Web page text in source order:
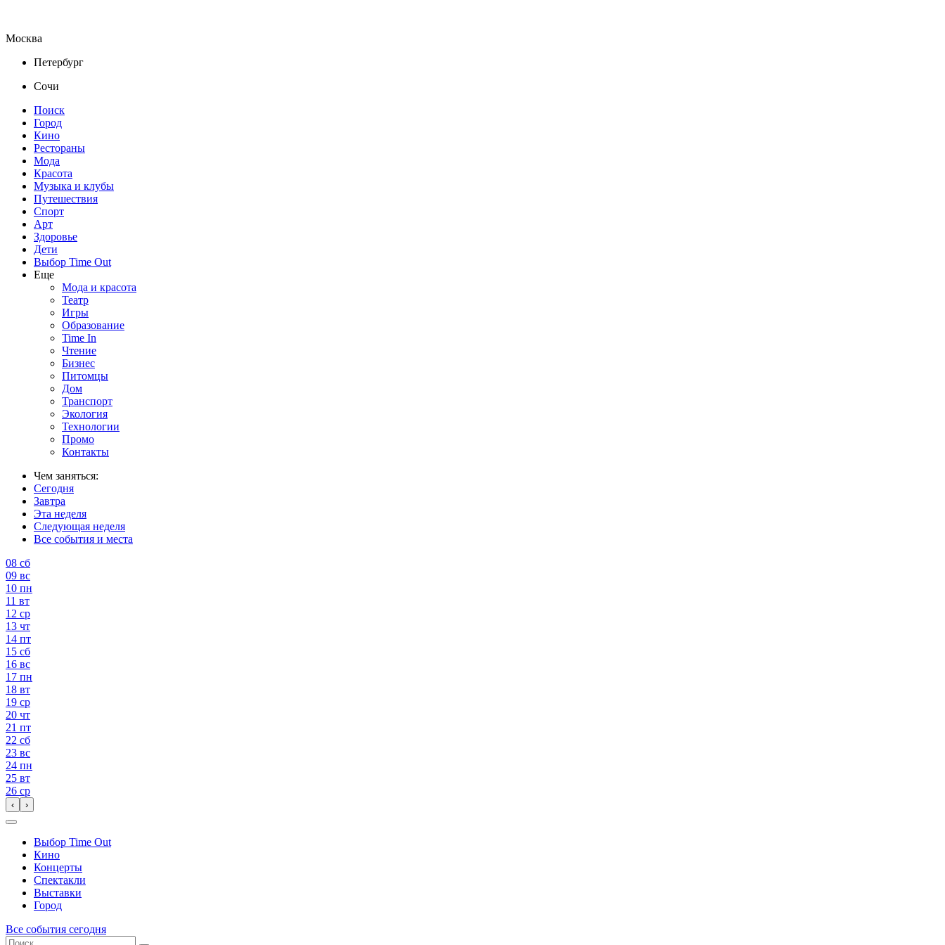
Москва
Петербург
Сочи
Поиск
Город
Кино
Рестораны
Мода
Красота
Музыка и клубы
Путешествия
Спорт
Арт
Здоровье
Дети
Выбор Time Out
Еще
Мода и красота
Театр
Игры
Образование
Time In
Чтение
Бизнес
Питомцы
Дом
Транспорт
Экология
Технологии
Промо
Контакты
Чем заняться:
Сегодня
Завтра
Эта неделя
Следующая неделя
Все события и места
08 сб
09 вс
10 пн
11 вт
12 ср
13 чт
14 пт
15 сб
16 вс
17 пн
18 вт
19 ср
20 чт
21 пт
22 сб
23 вс
24 пн
25 вт
26 ср
‹ ›
Выбор Time Out
Кино
Концерты
Спектакли
Выставки
Город
Все события сегодня